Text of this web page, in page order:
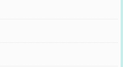
你要相信我。”\n\n“红缨姐，
红缨姐，我会负责的,.....
打不死你！”
伏羲盘
哦！